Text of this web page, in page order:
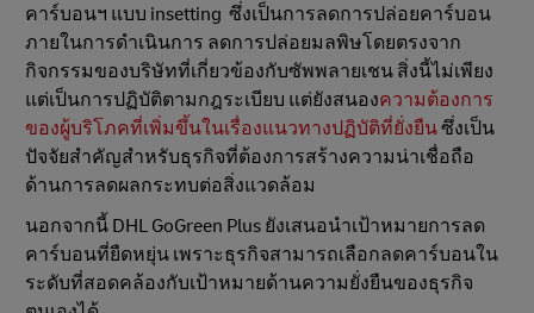
คาร์บอนฯ แบบ insetting ซึ่งเป็นการลดการปล่อยคาร์บอน
ภายในการดำเนินการ ลดการปล่อยมลพิษโดยตรงจาก
กิจกรรมของบริษัทที่เกี่ยวข้องกับซัพพลายเชน สิ่งนี้ไม่เพียง
แต่เป็นการปฏิบัติตามกฎระเบียบ แต่ยังสนองความต้องการ
ของผู้บริโภคที่เพิ่มขึ้นในเรื่องแนวทางปฏิบัติที่ยั่งยืนซึ่งเป็น
ปัจจัยสําคัญสําหรับธุรกิจที่ต้องการสร้างความน่าเชื่อถือ
ด้านการลดผลกระทบต่อสิ่งแวดล้อม
นอกจากนี้ DHL GoGreen Plus ยังเสนอนำเป้าหมายการลด
คาร์บอนที่ยืดหยุ่น เพราะธุรกิจสามารถเลือกลดคาร์บอนใน
ระดับที่สอดคล้องกับเป้าหมายด้านความยั่งยืนของธุรกิจ